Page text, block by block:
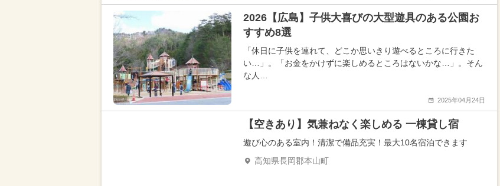
2026【広島】子供大喜びの大型遊具のある公園お
すすめ8選
「休日に子供を連れて、どこか思いきり遊べるところに行きた
い…」。「お金をかけずに楽しめるところはないかな…」。そん
な人…
2025年04月24日
【空きあり】気兼ねなく楽しめる 一棟貸し宿
遊び心のある室内！清潔で備品充実！最大10名宿泊できます
高知県長岡郡本山町